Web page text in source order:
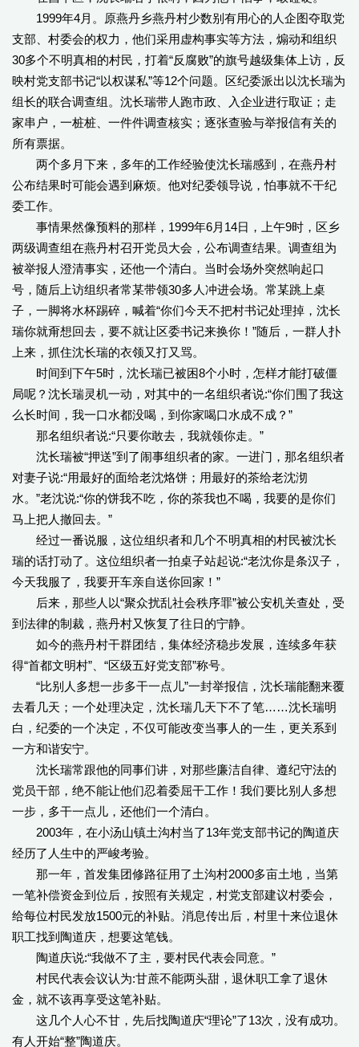
1999年4月。原燕丹乡燕丹村少数别有用心的人企图夺取党
支部、村委会的权力，他们采用虚构事实等方法，煽动和组织
30多个不明真相的村民，打着“反腐败”的旗号越级集体上访，反
映村党支部书记“以权谋私”等12个问题。区纪委派出以沈长瑞为
组长的联合调查组。沈长瑞带人跑市政、入企业进行取证；走
家串户，一桩桩、一件件调查核实；逐张查验与举报信有关的
所有票据。
两个多月下来，多年的工作经验使沈长瑞感到，在燕丹村
公布结果时可能会遇到麻烦。他对纪委领导说，怕事就不干纪
委工作。
事情果然像预料的那样，1999年6月14日，上午9时，区乡
两级调查组在燕丹村召开党员大会，公布调查结果。调查组为
被举报人澄清事实，还他一个清白。当时会场外突然响起口
号，随后上访组织者常某带领30多人冲进会场。常某跳上桌
子，一脚将水杯踢碎，喊着“你们今天不把村书记处理掉，沈长
瑞你就甭想回去，要不就让区委书记来换你！”随后，一群人扑
上来，抓住沈长瑞的衣领又打又骂。
时间到下午5时，沈长瑞已被困8个小时，怎样才能打破僵
局呢？沈长瑞灵机一动，对其中的一名组织者说:“你们围了我这
么长时间，我一口水都没喝，到你家喝口水成不成？”
那名组织者说:“只要你敢去，我就领你走。”
沈长瑞被“押送”到了闹事组织者的家。一进门，那名组织者
对妻子说:“用最好的面给老沈烙饼；用最好的茶给老沈沏
水。”老沈说:“你的饼我不吃，你的茶我也不喝，我要的是你们
马上把人撤回去。”
经过一番说服，这位组织者和几个不明真相的村民被沈长
瑞的话打动了。这位组织者一拍桌子站起说:“老沈你是条汉子，
今天我服了，我要开车亲自送你回家！”
后来，那些人以“聚众扰乱社会秩序罪”被公安机关查处，受
到法律的制裁，燕丹村又恢复了往日的宁静。
如今的燕丹村干群团结，集体经济稳步发展，连续多年获
得“首都文明村”、“区级五好党支部”称号。
“比别人多想一步多干一点儿”一封举报信，沈长瑞能翻来覆
去看几天；一个处理决定，沈长瑞几天下不了笔……沈长瑞明
白，纪委的一个决定，不仅可能改变当事人的一生，更关系到
一方和谐安宁。
沈长瑞常跟他的同事们讲，对那些廉洁自律、遵纪守法的
党员干部，绝不能让他们忍着委屈干工作！我们要比别人多想
一步，多干一点儿，还他们一个清白。
2003年，在小汤山镇土沟村当了13年党支部书记的陶道庆
经历了人生中的严峻考验。
那一年，首发集团修路征用了土沟村2000多亩土地，当第
一笔补偿资金到位后，按照有关规定，村党支部建议村委会，
给每位村民发放1500元的补贴。消息传出后，村里十来位退休
职工找到陶道庆，想要这笔钱。
陶道庆说:“我做不了主，要村民代表会同意。”
村民代表会议认为:甘蔗不能两头甜，退休职工拿了退休
金，就不该再享受这笔补贴。
这几个人心不甘，先后找陶道庆“理论”了13次，没有成功。
有人开始“整”陶道庆。